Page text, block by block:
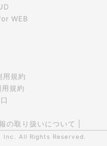
WEB
規約
規約
の取り扱いについて
Inc. All Rights Reserved.